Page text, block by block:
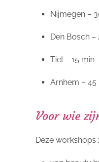
Nijmegen –
Den Bosch –
Tiel – 15 min
Arnhem – 45
Voor wie
Deze